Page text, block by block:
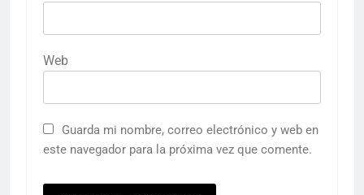
Web
Guarda mi nombre, correo electrónico y web en
este navegador para la próxima vez que comente.